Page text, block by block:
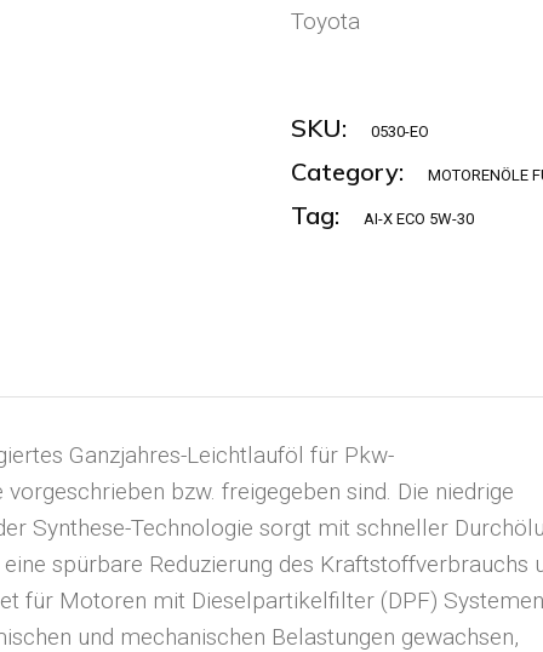
Toyota
SKU: 0530-EO
Category: MOTORENÖLE
Tag: AI-X ECO 5W-30
Ganzjahres-Leichtlauföl für Pkw-
bzw. freigegeben sind. Die niedrige
Synthese-Technologie sorgt mit schneller
spürbare Reduzierung des Kraftstoffverbrauchs
für Motoren mit Dieselpartikelfilter (DPF)
und mechanischen Belastungen gewachsen,